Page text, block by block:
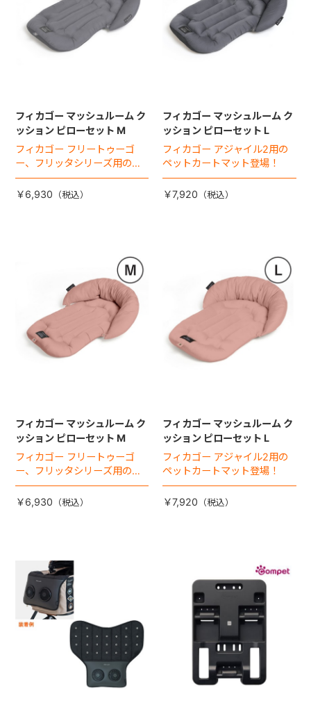
フィカゴー マッシュルーム ク
ッション ピローセット M
フィカゴー フリートゥーゴ
ー、フリッタシリーズ用のペ
ットカートマット登場！
￥6,930
フィカゴー マッシュルーム ク
ッション ピローセット L
フィカゴー アジャイル2用の
ペットカートマット登場！
￥7,920
フィカゴー マッシュルーム ク
ッション ピローセット M
フィカゴー フリートゥーゴ
ー、フリッタシリーズ用のペ
ットカートマット登場！
￥6,930
フィカゴー マッシュルーム ク
ッション ピローセット L
フィカゴー アジャイル2用の
ペットカートマット登場！
￥7,920